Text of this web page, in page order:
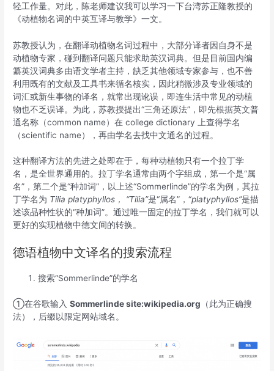
轻工作量。对此，陈老师建议我可以学习一下台湾苏正隆教授的
《动植物名词的中英互译与教学》一文。
苏教授认为，在翻译动植物名词过程中，大部分译者因自身不是
动植物专家，碰到翻译问题只能求助英汉词典。但是目前国内编
纂英汉词典多由语文学者主持，缺乏其他领域专家参与，也不善
利用既有的文献及工具书来循名核实，因此稍微涉及专业领域的
词汇或新生事物的译名，就常出现讹误，即连生活中常见的动植
物也不乏误译。为此，苏教授提出“三角还原法”，即先根据英文普
通名称（common name）在 college dictionary 上查得学名
（scientific name），再由学名去找中文通名的过程。
这种翻译方法的先进之处即在于，每种动植物只有一个拉丁学
名，是全世界通用的。拉丁学名通常由两个字组成，第一个是“属
名”，第二个是“种加词”，以上述“Sommerlinde”的学名为例，其拉
丁学名为 Tilia platyphyllos， “Tilia”是“属名”，“platyphyllos”是描
述该品种性状的“种加词”。通过唯一固定的拉丁学名，我们就可以
更好的实现植物中德文间的转换。
德语植物中文译名的搜索流程
搜索“Sommerlinde”的学名
①在谷歌输入Sommerlinde site:wikipedia.org （此为正确搜
法），后缀以限定网站域名。